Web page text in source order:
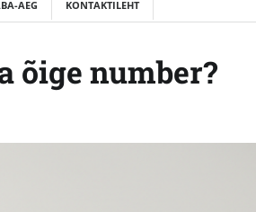
AEG KONTAKTILEHT
õige number?